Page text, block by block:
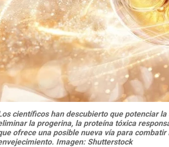
científicos han descubierto que potenciar
la progerina, la proteína tóxica
ofrece una posible nueva vía para
Imagen: Shutterstock